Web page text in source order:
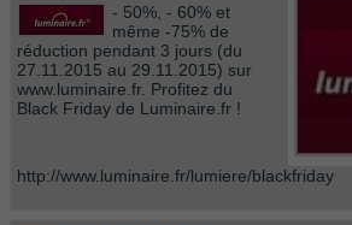
- 50%, - 60% et
même -75% de
réduction pendant 3 jours (du
27.11.2015 au 29.11.2015) sur
www.luminaire.fr. Profitez du
Black Friday de Luminaire.fr !
http://www.luminaire.fr/lumiere/blackfriday